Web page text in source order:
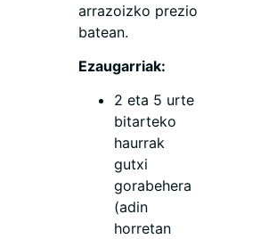
arrazoizko prezio
batean.
Ezaugarriak:
2 eta 5 urte
bitarteko
haurrak
gutxi
gorabehera
(adin
horretan